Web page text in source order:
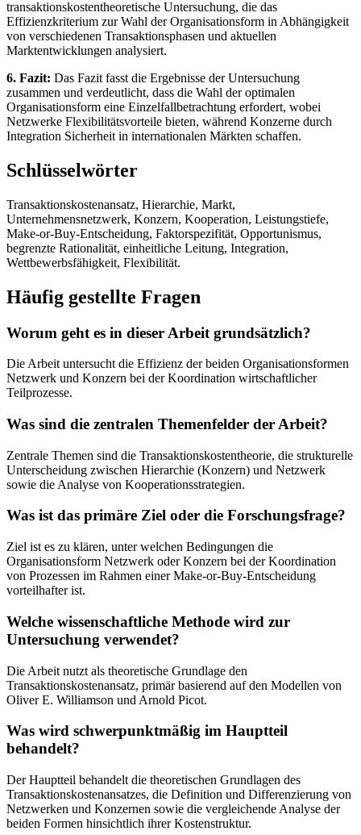
transaktionskostentheoretische Untersuchung, die das
Effizienzkriterium zur Wahl der Organisationsform in Abhängigkeit
von verschiedenen Transaktionsphasen und aktuellen
Marktentwicklungen analysiert.
6. Fazit: Das Fazit fasst die Ergebnisse der Untersuchung
zusammen und verdeutlicht, dass die Wahl der optimalen
Organisationsform eine Einzelfallbetrachtung erfordert, wobei
Netzwerke Flexibilitätsvorteile bieten, während Konzerne durch
Integration Sicherheit in internationalen Märkten schaffen.
Schlüsselwörter
Transaktionskostenansatz, Hierarchie, Markt,
Unternehmensnetzwerk, Konzern, Kooperation, Leistungstiefe,
Make-or-Buy-Entscheidung, Faktorspezifität, Opportunismus,
begrenzte Rationalität, einheitliche Leitung, Integration,
Wettbewerbsfähigkeit, Flexibilität.
Häufig gestellte Fragen
Worum geht es in dieser Arbeit grundsätzlich?
Die Arbeit untersucht die Effizienz der beiden Organisationsformen
Netzwerk und Konzern bei der Koordination wirtschaftlicher
Teilprozesse.
Was sind die zentralen Themenfelder der Arbeit?
Zentrale Themen sind die Transaktionskostentheorie, die strukturelle
Unterscheidung zwischen Hierarchie (Konzern) und Netzwerk
sowie die Analyse von Kooperationsstrategien.
Was ist das primäre Ziel oder die Forschungsfrage?
Ziel ist es zu klären, unter welchen Bedingungen die
Organisationsform Netzwerk oder Konzern bei der Koordination
von Prozessen im Rahmen einer Make-or-Buy-Entscheidung
vorteilhafter ist.
Welche wissenschaftliche Methode wird zur
Untersuchung verwendet?
Die Arbeit nutzt als theoretische Grundlage den
Transaktionskostenansatz, primär basierend auf den Modellen von
Oliver E. Williamson und Arnold Picot.
Was wird schwerpunktmäßig im Hauptteil
behandelt?
Der Hauptteil behandelt die theoretischen Grundlagen des
Transaktionskostenansatzes, die Definition und Differenzierung von
Netzwerken und Konzernen sowie die vergleichende Analyse der
beiden Formen hinsichtlich ihrer Kostenstruktur.